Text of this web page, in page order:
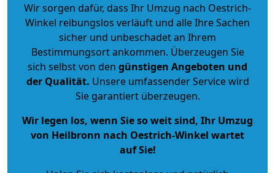
Wir sorgen dafür, dass Ihr Umzug nach Oestrich-
Winkel reibungslos verläuft und alle Ihre Sachen
sicher und unbeschadet an Ihrem
Bestimmungsort ankommen. Überzeugen Sie
sich selbst von den günstigen Angeboten und
der Qualität. Unsere umfassender Service wird
Sie garantiert überzeugen.
Wir legen los, wenn Sie so weit sind, Ihr Umzug
von Heilbronn nach Oestrich-Winkel wartet
auf Sie!